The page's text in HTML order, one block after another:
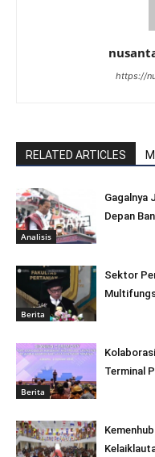
https://
RELATED ARTICLES
Analisis
Gagalnya
Depan
Berita
Sektor
Berita
Terminal